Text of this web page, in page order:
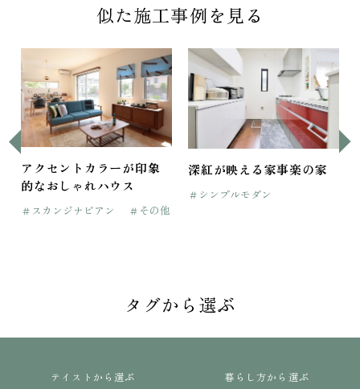
似た施工事例を見る
アクセントカラーが印象
的なおしゃれハウス
＃スカンジナビアン ＃その他
深紅が映える家事楽の家
＃シンプルモダン
タグから選ぶ
テイストから選ぶ 暮らし方から選ぶ